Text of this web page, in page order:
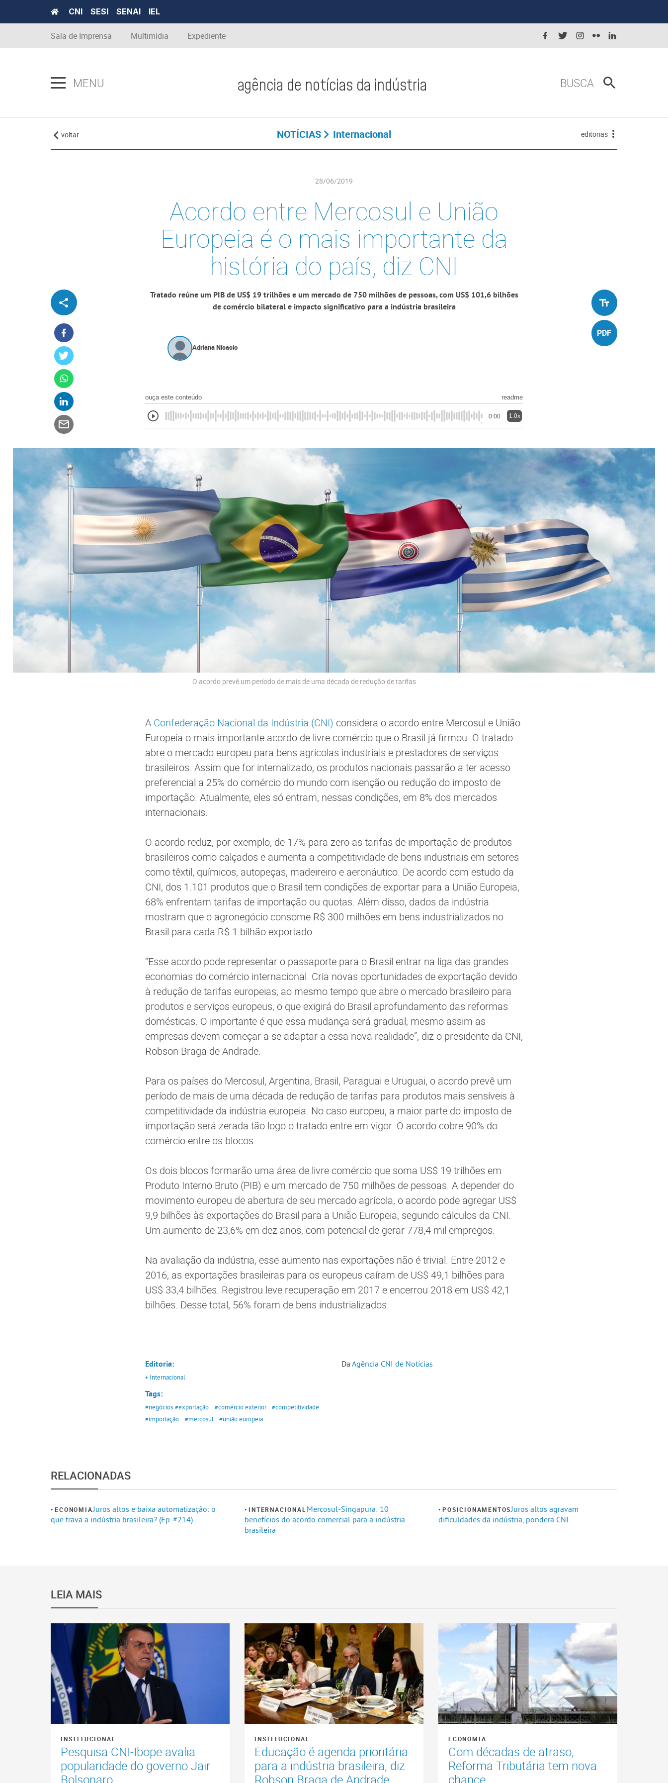
CNI SESI SENAI IEL
Sala de Imprensa Multimídia Expediente
MENU agência de notícias da indústria BUSCA
voltar NOTÍCIAS Internacional editorias
28/06/2019
Acordo entre Mercosul e União
Europeia é o mais importante da
história do país, diz CNI
Tratado reúne um PIB de US$ 19 trilhões e um mercado de 750 milhões de pessoas, com US$ 101,6 bilhões
de comércio bilateral e impacto significativo para a indústria brasileira
Adriana Nicacio
ouça este conteúdo readme
0:00 1.0x
O acordo prevê um período de mais de uma década de redução de tarifas
A Confederação Nacional da Indústria (CNI) considera o acordo entre Mercosul e União
Europeia o mais importante acordo de livre comércio que o Brasil já firmou. O tratado
abre o mercado europeu para bens agrícolas industriais e prestadores de serviços
brasileiros. Assim que for internalizado, os produtos nacionais passarão a ter acesso
preferencial a 25% do comércio do mundo com isenção ou redução do imposto de
importação. Atualmente, eles só entram, nessas condições, em 8% dos mercados
internacionais.
O acordo reduz, por exemplo, de 17% para zero as tarifas de importação de produtos
brasileiros como calçados e aumenta a competitividade de bens industriais em setores
como têxtil, químicos, autopeças, madeireiro e aeronáutico. De acordo com estudo da
CNI, dos 1.101 produtos que o Brasil tem condições de exportar para a União Europeia,
68% enfrentam tarifas de importação ou quotas. Além disso, dados da indústria
mostram que o agronegócio consome R$ 300 milhões em bens industrializados no
Brasil para cada R$ 1 bilhão exportado.
“Esse acordo pode representar o passaporte para o Brasil entrar na liga das grandes
economias do comércio internacional. Cria novas oportunidades de exportação devido
à redução de tarifas europeias, ao mesmo tempo que abre o mercado brasileiro para
produtos e serviços europeus, o que exigirá do Brasil aprofundamento das reformas
domésticas. O importante é que essa mudança será gradual, mesmo assim as
empresas devem começar a se adaptar a essa nova realidade”, diz o presidente da CNI,
Robson Braga de Andrade.
Para os países do Mercosul, Argentina, Brasil, Paraguai e Uruguai, o acordo prevê um
período de mais de uma década de redução de tarifas para produtos mais sensíveis à
competitividade da indústria europeia. No caso europeu, a maior parte do imposto de
importação será zerada tão logo o tratado entre em vigor. O acordo cobre 90% do
comércio entre os blocos.
Os dois blocos formarão uma área de livre comércio que soma US$ 19 trilhões em
Produto Interno Bruto (PIB) e um mercado de 750 milhões de pessoas. A depender do
movimento europeu de abertura de seu mercado agrícola, o acordo pode agregar US$
9,9 bilhões às exportações do Brasil para a União Europeia, segundo cálculos da CNI.
Um aumento de 23,6% em dez anos, com potencial de gerar 778,4 mil empregos.
Na avaliação da indústria, esse aumento nas exportações não é trivial. Entre 2012 e
2016, as exportações brasileiras para os europeus caíram de US$ 49,1 bilhões para
US$ 33,4 bilhões. Registrou leve recuperação em 2017 e encerrou 2018 em US$ 42,1
bilhões. Desse total, 56% foram de bens industrializados.
Editoria:
• Internacional
Tags:
#negócios #exportação #comércio exterior
#competitividade
#importação
#mercosul #união europeia
Da Agência CNI de Notícias
RELACIONADAS
ECONOMIAJuros altos e baixa automatização: o
que trava a indústria brasileira? (Ep. #214)
INTERNACIONAL Mercosul-Singapura: 10
benefícios do acordo comercial para a indústria
brasileira
POSICIONAMENTOSJuros altos agravam
dificuldades da indústria, pondera CNI
LEIA MAIS
INSTITUCIONAL
Pesquisa CNI-Ibope avalia
popularidade do governo Jair
Bolsonaro
INSTITUCIONAL
Educação é agenda prioritária
para a indústria brasileira, diz
Robson Braga de Andrade
ECONOMIA
Com décadas de atraso,
Reforma Tributária tem nova
chance